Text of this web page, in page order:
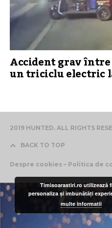
Accident grav
un triciclu electric
2019 HUNTED. ALL RIGHTS
BACK TO TOP
Despre cookies – Politica de
Timisoarastiri.ro utilizează
personaliza și îmbunătăți
multe informatii